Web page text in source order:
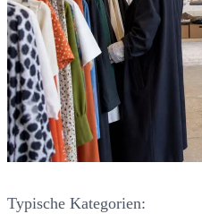
Typische Kategorien: